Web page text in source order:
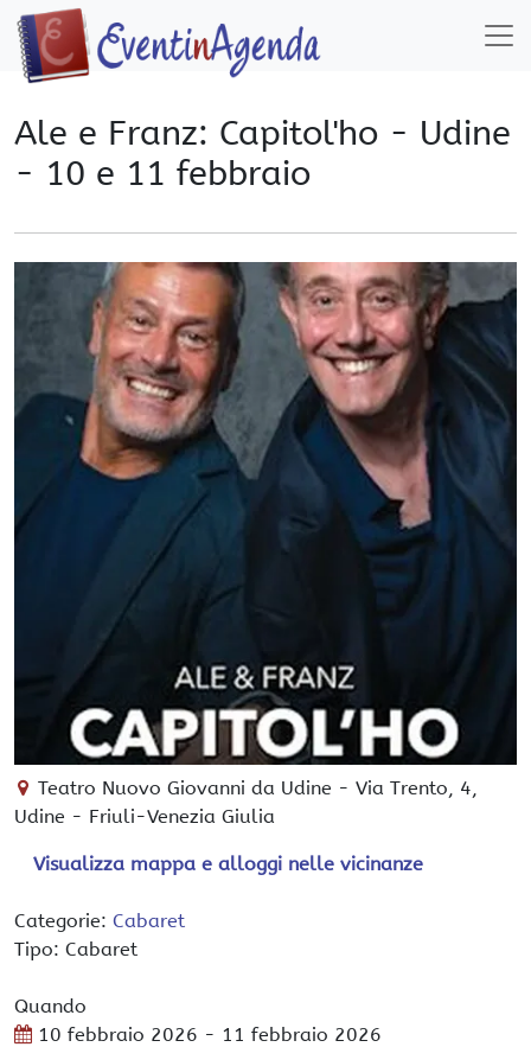
Ale e Franz: Capitol'ho - Udine
- 10 e 11 febbraio
Teatro Nuovo Giovanni da Udine -Via Trento, 4,
Udine - Friuli-Venezia Giulia
Visualizza mappa e alloggi nelle vicinanze
Categorie: Cabaret
Tipo: Cabaret
Quando
10 febbraio 2026 - 11 febbraio 2026